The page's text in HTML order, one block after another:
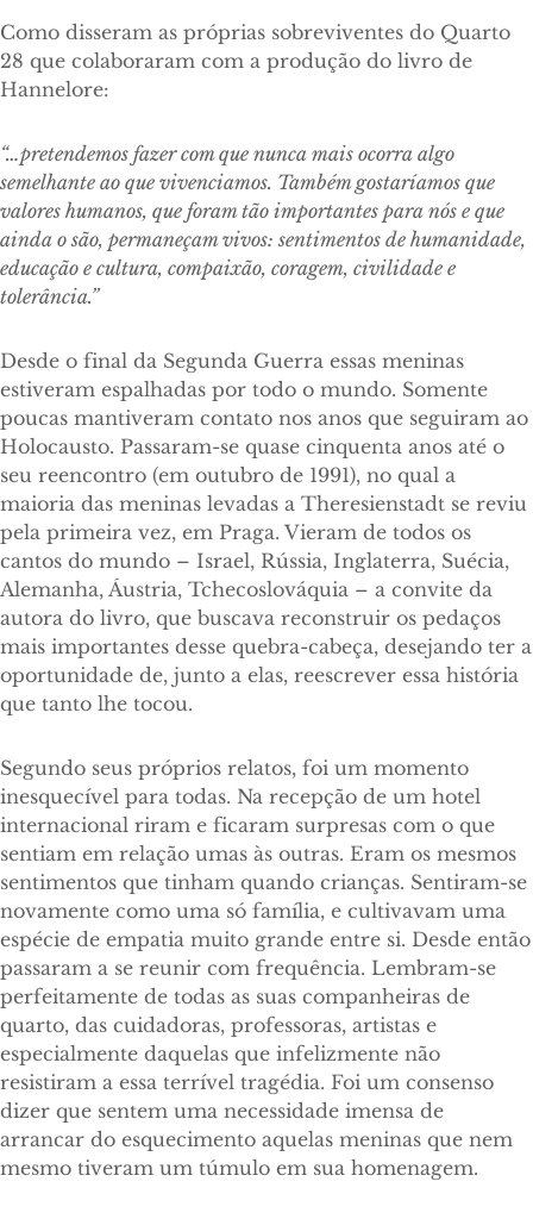
Como disseram as próprias sobreviventes do Quarto
28 que colaboraram com a produção do livro de
Hannelore:
“…pretendemos fazer com que nunca mais ocorra algo
semelhante ao que vivenciamos. Também gostaríamos que
valores humanos, que foram tão importantes para nós e que
ainda o são, permaneçam vivos: sentimentos de humanidade,
educação e cultura, compaixão, coragem, civilidade e
tolerância.”
Desde o final da Segunda Guerra essas meninas
estiveram espalhadas por todo o mundo. Somente
poucas mantiveram contato nos anos que seguiram ao
Holocausto. Passaram-se quase cinquenta anos até o
seu reencontro (em outubro de 1991), no qual a
maioria das meninas levadas a Theresienstadt se reviu
pela primeira vez, em Praga. Vieram de todos os
cantos do mundo – Israel, Rússia, Inglaterra, Suécia,
Alemanha, Áustria, Tchecoslováquia – a convite da
autora do livro, que buscava reconstruir os pedaços
mais importantes desse quebra-cabeça, desejando ter a
oportunidade de, junto a elas, reescrever essa história
que tanto lhe tocou.
Segundo seus próprios relatos, foi um momento
inesquecível para todas. Na recepção de um hotel
internacional riram e ficaram surpresas com o que
sentiam em relação umas às outras. Eram os mesmos
sentimentos que tinham quando crianças. Sentiram-se
novamente como uma só família, e cultivavam uma
espécie de empatia muito grande entre si. Desde então
passaram a se reunir com frequência. Lembram-se
perfeitamente de todas as suas companheiras de
quarto, das cuidadoras, professoras, artistas e
especialmente daquelas que infelizmente não
resistiram a essa terrível tragédia. Foi um consenso
dizer que sentem uma necessidade imensa de
arrancar do esquecimento aquelas meninas que nem
mesmo tiveram um túmulo em sua homenagem.